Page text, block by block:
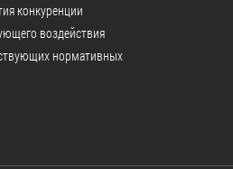
конкуренции
воздействия
нормативных